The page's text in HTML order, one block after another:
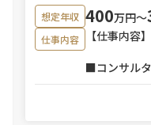
想定年収 400万円〜
仕事内容
【仕事内容】
■コンサル